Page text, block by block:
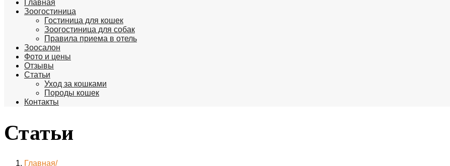
Главная
Зоогостиница
Гостиница для кошек
Зоогостиница для собак
Правила приема в отель
Зоосалон
Фото и цены
Отзывы
Статьи
Уход за кошками
Породы кошек
Контакты
Статьи
Главная